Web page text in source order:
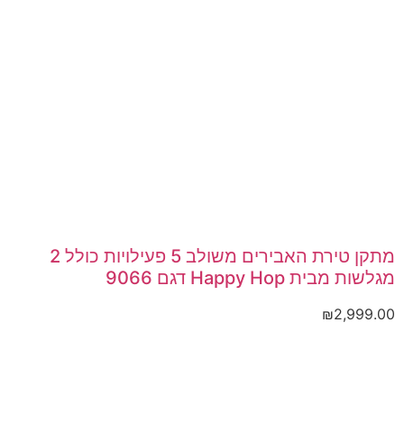
מתקן טירת האבירים משולב 5 פעילויות כולל 2
מגלשות מבית Happy Hop דגם 9066
₪2,999.00